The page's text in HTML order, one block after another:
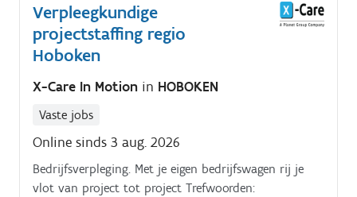
Verpleegkundige
projectstaffing regio
Hoboken
X-Care In Motion in HOBOKEN
Vaste jobs
Online sinds 3 aug. 2026
Bedrijfsverpleging. Met je eigen bedrijfswagen rij je
vlot van project tot project Trefwoorden: